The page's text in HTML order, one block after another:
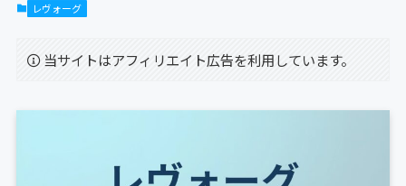
レヴォーグ
当サイトはアフィリエイト広告を利用しています。